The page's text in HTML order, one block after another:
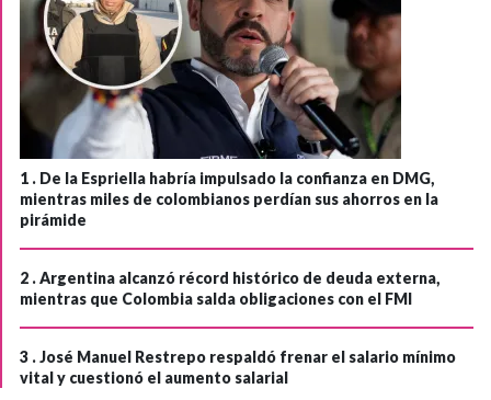
1 . De la Espriella habría impulsado la confianza en DMG,
mientras miles de colombianos perdían sus ahorros en la
pirámide
2 .Argentina alcanzó récord histórico de deuda externa,
mientras que Colombia salda obligaciones con el FMI
3 .José Manuel Restrepo respaldó frenar el salario mínimo
vital y cuestionó el aumento salarial